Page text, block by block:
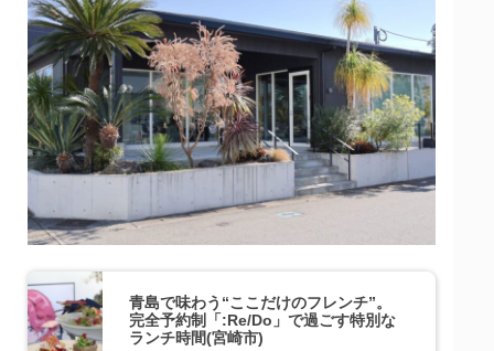
青島で味わう“ここだけのフレンチ”。
完全予約制「:Re/Do」で過ごす特別な
ランチ時間(宮崎市)